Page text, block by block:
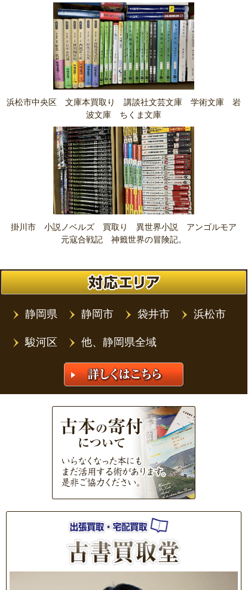
浜松市中央区 文庫本買取り 講談社文芸文庫 学術文庫 岩
波文庫 ちくま文庫
掛川市 小説ノベルズ 買取り 異世界小説 アンゴルモア
元寇合戦記 神籤世界の冒険記。
静岡県 静岡市 袋井市 浜松市
駿河区 他、静岡県全域